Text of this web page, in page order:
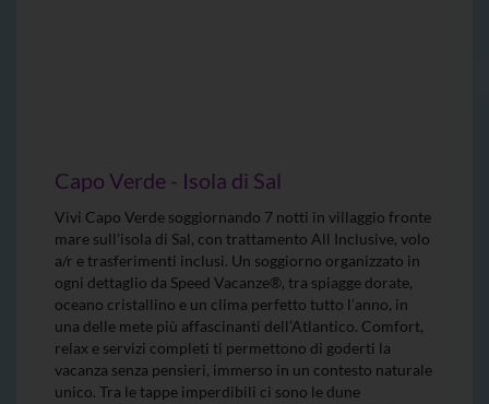
Capo Verde - Isola di Sal
Vivi Capo Verde soggiornando 7 notti in villaggio fronte
mare sull’isola di Sal, con trattamento All Inclusive, volo
a/r e trasferimenti inclusi. Un soggiorno organizzato in
ogni dettaglio da Speed Vacanze®, tra spiagge dorate,
oceano cristallino e un clima perfetto tutto l’anno, in
una delle mete più affascinanti dell’Atlantico. Comfort,
relax e servizi completi ti permettono di goderti la
vacanza senza pensieri, immerso in un contesto naturale
unico. Tra le tappe imperdibili ci sono le dune